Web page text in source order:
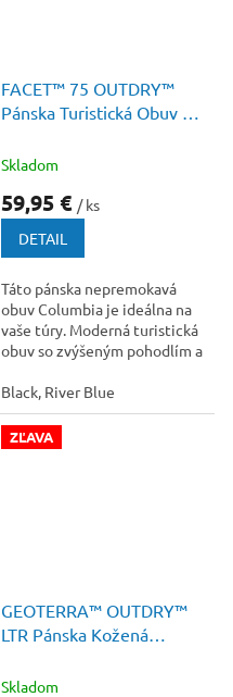
FACET™ 75 OUTDRY™
Pánska Turistická Obuv s
Skladom
59,95 € / ks
DETAIL
Táto pánska nepremokavá
obuv Columbia je ideálna na
vaše túry. Moderná turistická
obuv so zvýšeným pohodlím a
Black, River Blue
ZĽAVA
GEOTERRA™ OUTDRY™
LTR Pánska Kožená
membránou
Skladom